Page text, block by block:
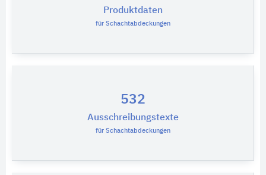
Produktdaten
für Schachtabdeckungen
532
Ausschreibungstexte
für Schachtabdeckungen